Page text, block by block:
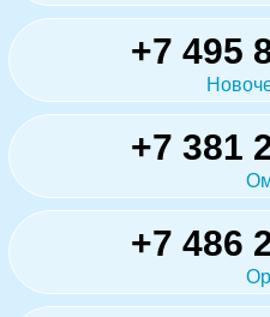
+7 495
+7 381
+7 486